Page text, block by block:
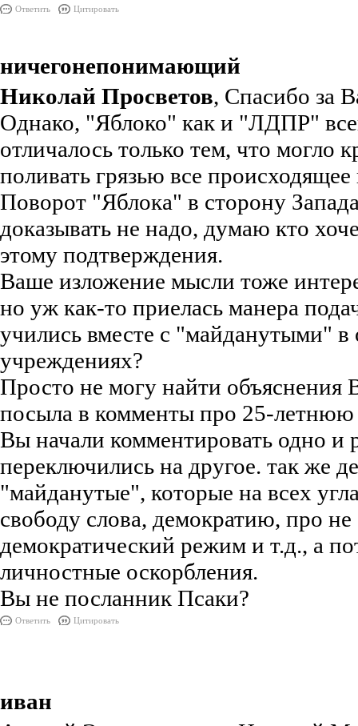
Ответить Цитировать
ничегонепонимающий
Николай Просветов, Спасибо за
Однако, "Яблоко" как и "ЛДПР"
отличалось только тем, что могло
поливать грязью все происходящее
Поворот "Яблока" в сторону
доказывать не надо, думаю кто
этому подтверждения.
Ваше изложение мысли тоже
но уж как-то приелась манера
учились вместе с "майданутыми" в
учреждениях?
Просто не могу найти объяснения
посыла в комменты про 25-
Вы начали комментировать одно и
переключились на другое. так же
"майданутые", которые на всех
свободу слова, демократию, про не
демократический режим и т.д., а
личностные оскорбления.
Вы не посланник Псаки?
Ответить Цитировать
иван